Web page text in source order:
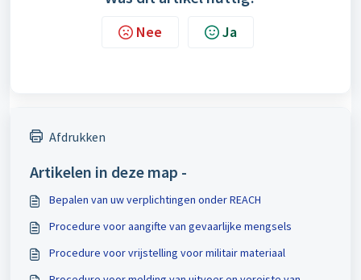
Nee Ja
Afdrukken
Artikelen in deze map -
Bepalen van uw verplichtingen onder REACH
Procedure voor aangifte van gevaarlijke mengsels
Procedure voor vrijstelling voor militair materiaal